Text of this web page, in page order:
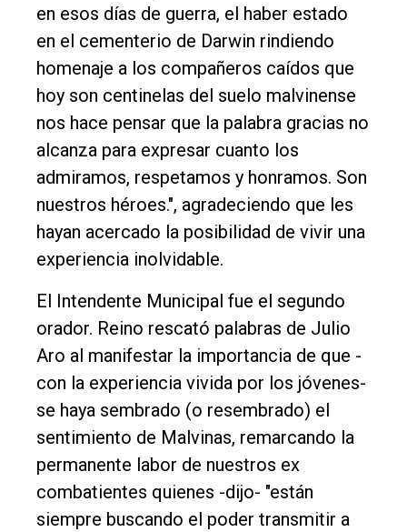
en esos días de guerra, el haber estado
en el cementerio de Darwin rindiendo
homenaje a los compañeros caídos que
hoy son centinelas del suelo malvinense
nos hace pensar que la palabra gracias no
alcanza para expresar cuanto los
admiramos, respetamos y honramos. Son
nuestros héroes.", agradeciendo que les
hayan acercado la posibilidad de vivir una
experiencia inolvidable.
El Intendente Municipal fue el segundo
orador. Reino rescató palabras de Julio
Aro al manifestar la importancia de que -
con la experiencia vivida por los jóvenes-
se haya sembrado (o resembrado) el
sentimiento de Malvinas, remarcando la
permanente labor de nuestros ex
combatientes quienes -dijo- "están
siempre buscando el poder transmitir a